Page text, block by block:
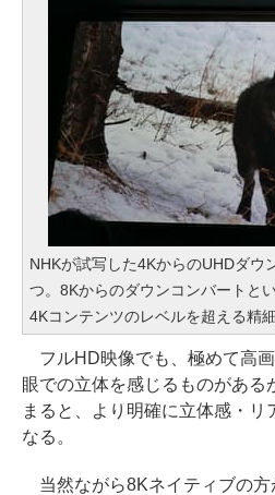
NHKが試写した4KからのUHDダウ
つ。8Kからのダウンコンバートと
4Kコンテンツのレベルを超える精
フルHD映像でも、極めて高
眼での立体を感じるものがある
まると、より明確に立体感・リ
なる。
当然ながら8Kネイティブの方